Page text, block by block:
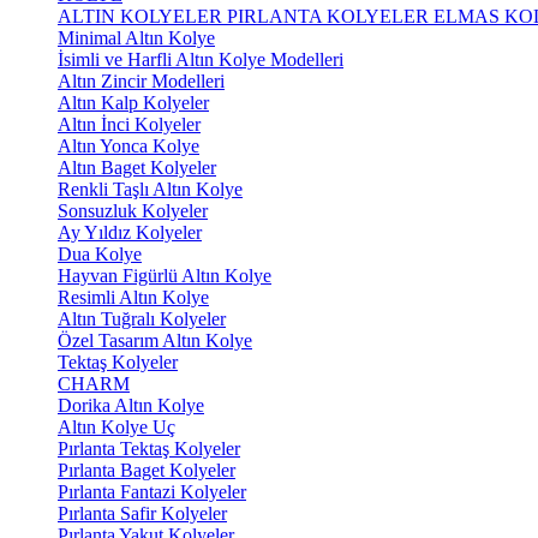
ALTIN KOLYELER PIRLANTA KOLYELER ELMAS
Minimal Altın Kolye
İsimli ve Harfli Altın Kolye Modelleri
Altın Zincir Modelleri
Altın Kalp Kolyeler
Altın İnci Kolyeler
Altın Yonca Kolye
Altın Baget Kolyeler
Renkli Taşlı Altın Kolye
Sonsuzluk Kolyeler
Ay Yıldız Kolyeler
Dua Kolye
Hayvan Figürlü Altın Kolye
Resimli Altın Kolye
Altın Tuğralı Kolyeler
Özel Tasarım Altın Kolye
Tektaş Kolyeler
CHARM
Dorika Altın Kolye
Altın Kolye Uç
Pırlanta Tektaş Kolyeler
Pırlanta Baget Kolyeler
Pırlanta Fantazi Kolyeler
Pırlanta Safir Kolyeler